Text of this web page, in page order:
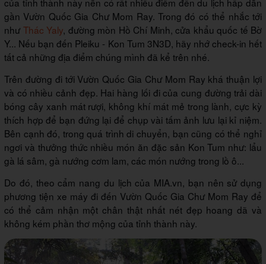
gần Vườn Quốc Gia Chư Mom Ray. Trong đó có thể nhắc tới
như Thác Yaly, đường mòn Hồ Chí Minh, cửa khẩu quốc tế Bờ
Y... Nếu bạn đến Pleiku - Kon Tum 3N3D, hãy nhớ check-in hết
tất cả những địa điểm chúng mình đã kể trên nhé.
Trên đường đi tới Vườn Quốc Gia Chư Mom Ray khá thuận lợi
và có nhiều cảnh đẹp. Hai hàng lối đi của cung đường trải dài
bóng cây xanh mát rượi, không khí mát mẻ trong lành, cực kỳ
thích hợp để bạn đứng lại để chụp vài tấm ảnh lưu lại kỉ niệm.
Bên cạnh đó, trong quá trình di chuyển, bạn cũng có thể nghỉ
ngơi và thưởng thức nhiều món ăn đặc sản Kon Tum như: lẩu
gà lá sâm, gà nướng cơm lam, các món nướng trong lồ ô...
Do đó, theo cẩm nang du lịch của MIA.vn, bạn nên sử dụng
phương tiện xe máy đi đến Vườn Quốc Gia Chư Mom Ray để
có thể cảm nhận một chân thật nhất nét đẹp hoang dã và
không kém phần thơ mộng của tỉnh thành này.